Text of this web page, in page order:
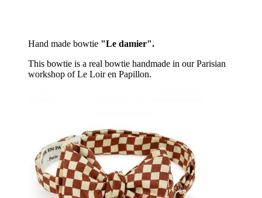
Hand made bowtie "Le damier".
This bowtie is a real bowtie handmade in our Parisian
workshop of Le Loir en Papillon.